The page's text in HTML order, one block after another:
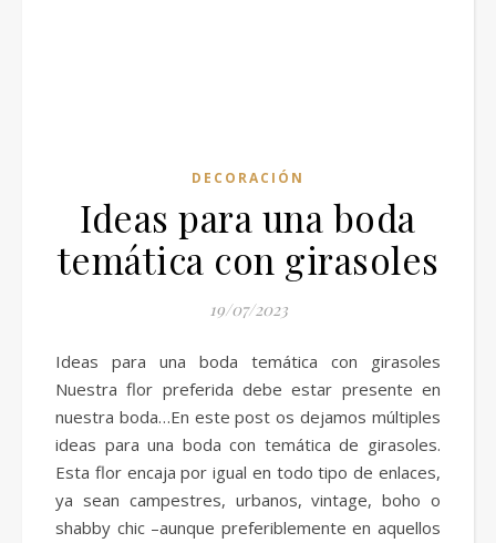
DECORACIÓN
Ideas para una boda
temática con girasoles
19/07/2023
Ideas para una boda temática con girasoles
Nuestra flor preferida debe estar presente en
nuestra boda…En este post os dejamos múltiples
ideas para una boda con temática de girasoles.
Esta flor encaja por igual en todo tipo de enlaces,
ya sean campestres, urbanos, vintage, boho o
shabby chic –aunque preferiblemente en aquellos